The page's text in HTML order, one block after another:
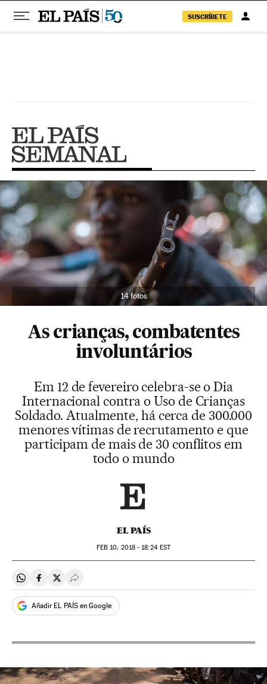
SUSCRÍBETE
14 fotos
As crianças, combatentes
involuntários
Em 12 de fevereiro celebra-se o Dia
Internacional contra o Uso de Crianças
Soldado. Atualmente, há cerca de 300.000
menores vítimas de recrutamento e que
participam de mais de 30 conflitos em
todo o mundo
EL PAÍS
FEB 10, 2018 - 18:24EST
Compartir en Whatsapp
Compartir en Facebook
Compartir en Twitter
Desplegar Redes Sociales
Añadir EL PAÍS en Google